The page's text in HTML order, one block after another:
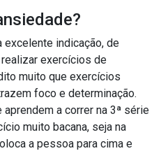
excelente indicação, de
exercícios de
muito que exercícios
foco e determinação.
a correr na 3ª série
muito bacana, seja na
a pessoa para cima e